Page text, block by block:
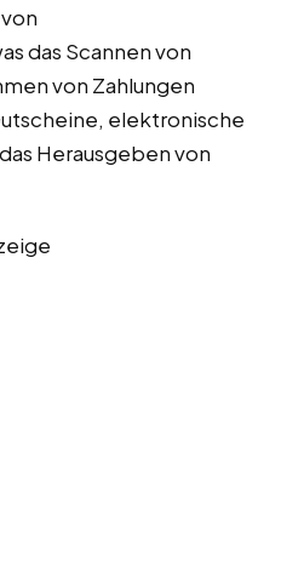
das Scannen von
von Zahlungen
elektronische
Herausgeben von